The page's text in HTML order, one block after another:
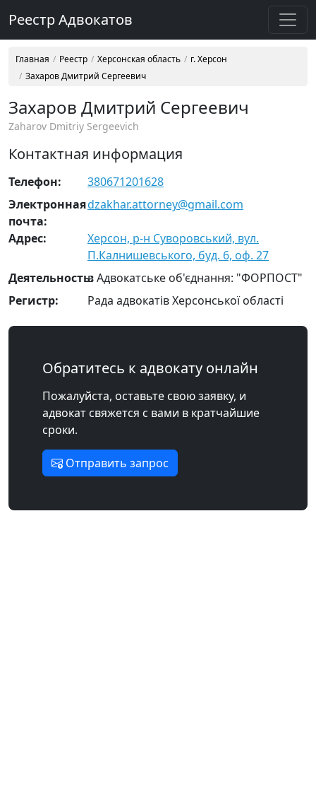
Реестр Адвокатов
Главная Реестр Херсонская область
г. Херсон
Захаров Дмитрий Сергеевич
Захаров Дмитрий Сергеевич
Zaharov Dmitriy Sergeevich
Контактная информация
Телефон:
380671201628
Электронная
почта:
dzakhar.attorney@gmail.com
Адрес:
Херсон, р-н Суворовський, вул.
П.Калнишевського, буд. 6, оф. 27
Деятельность:в Адвокатське об'єднання: "ФОРПОСТ"
Регистр:
Рада адвокатів Херсонської області
Обратитесь к адвокату онлайн
Пожалуйста, оставьте свою заявку, и
адвокат свяжется с вами в кратчайшие
сроки.
Отправить запрос